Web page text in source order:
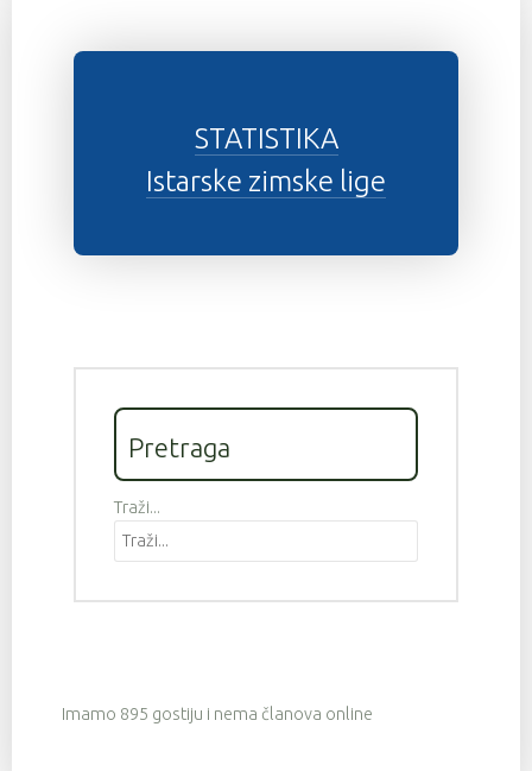
STATISTIKA
Istarske zimske lige
Pretraga
Traži...
Imamo 895 gostiju i nema članova online